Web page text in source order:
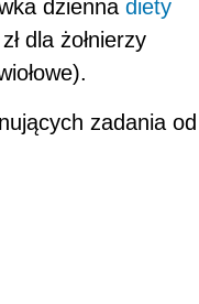
dzienna diety
dla żołnierzy
zadania od